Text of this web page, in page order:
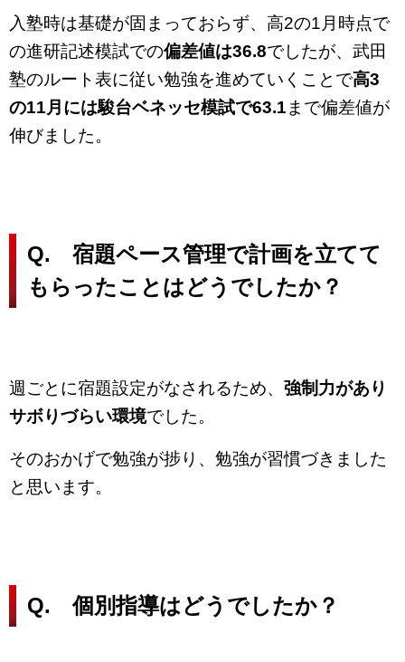
入塾時は基礎が固まっておらず、高2の1月時点で
の進研記述模試での偏差値は36.8でしたが、武田
塾のルート表に従い勉強を進めていくことで高3
の11月には駿台ベネッセ模試で63.1 まで偏差値が
伸びました。
Q. 宿題ペース管理で計画を立てて
もらったことはどうでしたか？
週ごとに宿題設定がなされるため、 強制力があり
サボりづらい環境でした。
そのおかげで勉強が捗り、勉強が習慣づきました
と思います。
Q. 個別指導はどうでしたか？